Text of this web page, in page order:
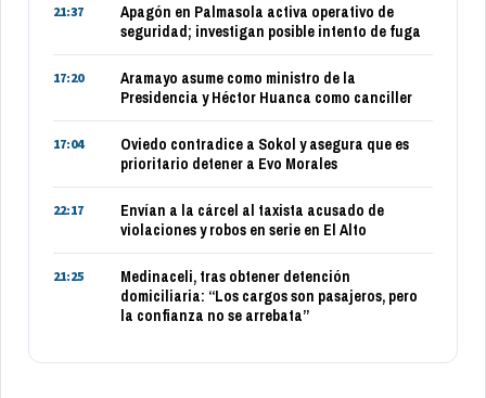
21:37
Apagón en Palmasola activa operativo de
seguridad; investigan posible intento de fuga
17:20
Aramayo asume como ministro de la
Presidencia y Héctor Huanca como canciller
17:04
Oviedo contradice a Sokol y asegura que es
prioritario detener a Evo Morales
22:17
Envían a la cárcel al taxista acusado de
violaciones y robos en serie en El Alto
21:25
Medinaceli, tras obtener detención
domiciliaria: “Los cargos son pasajeros, pero
la confianza no se arrebata”